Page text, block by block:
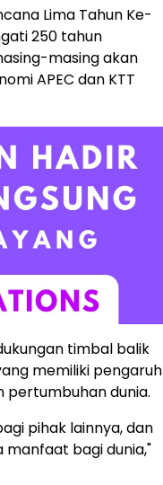
Lima Tahun Ke-
250 tahun
masing akan
APEC dan KTT
timbal balik
memiliki pengaruh
dunia.
pihak lainnya, dan
bagi dunia,"